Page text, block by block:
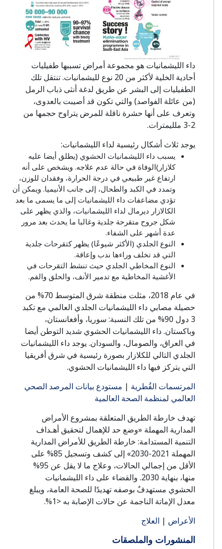
داء الليشمانيات هو مجموعة أمراض تسببها طفيليات
أحادية الخلية لأكثر من 20 نوع لليشمانيات. تنتقل تلك
الطفيليات إلى البشر عن طريق لدغة أنثى ذباب الرمل
(من عائلة الفواصد) والتي تكون قد أصيبت بالعدوى،
وتعرف على أنها حشرة ناقلة للمرض يتراوح حجمها من
يوجد ثلاث أشكال رئيسية لداء الليشمانيات:
يسبب داء الليشمانيات الحشوي (يطلق أيضا عليه
كلازار)الوفاة في حالة عدم علاجه. ويشخص على أنه
ارتفاع غير طبيعي في درجة الحرارة، وفقدان للوزن،
وتمدد في الكبد والطحال، إلى جانب الأنيميا. ويمكن أن
تؤدي مضاعفات داء الليشمانيات إلى ما يسمى ما بعد
الكالازار ديرمال لداء الليشمانيات، والذي يظهر على
شكل جروح متقرحة جلدية وغالبا ما يحدث بعد مرور
عدة أشهر على الشفاء.
النوع الجلدي (الأكثر شيوعًا) يظهر كتقرحات جلدية
التي قد تخلف وراءها ندب وإعاقة.
النوع المخاطي الجلدي حيث تنشط التقرحات في
الأغشية المخاطية مع تدمير الأنف، والحلق والفم.
في عام 2018، مثلت منطقة شرق المتوسط 70% من
حصيلة مصابي داء الليشمانيات الجلدي العالمي مع تكبد
3 دول 90% من تلك النسبة: سوريا، وأفغانستان،
وباكستان. داء الليشمانيات الحشوي شديد التوطن أيضا
في العراق، والصومال، والسودان. يوجد داء الليشمانيات
الجلدي التالي للكلازار بصورة رئيسية في شرق أفريقيا
التي يتركز فيها داء الليشمانيات الحشوي.
المرتسمات القُطرية| مستودع بيانات المرصد الصحي
العالمي لمنظمة الصحة العالمية
تهدف خارطة الطريق المتعلقة بمشروع الأمراض
المدارية المهملة «وضع حد للإهمال لتحقيق أهـداف
التنمية المستدامة: خارطة الطريق للأمراض المدارية
المهملة 2021-2030» إلى كشف وتسجيل 85% على
الأقل من إجمالي الحالات، وعلاج ما لا يقل عن 95%
منها، بنهاية 2030. والقضاء على داء الليشمانيات
الحشوي مستهدفٌ بوصفه تهديدًا للصحة العامة، ويبلغ
معدل الإماتة الناجمة عن حالات الإصابة به <1%.
الأعراض| العلاج
المنشورات والملصقات